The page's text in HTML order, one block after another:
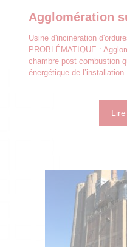
Agglomération
Usine d'incinération
PROBLÉMATIQUE :
chambre post combustion
énergétique de